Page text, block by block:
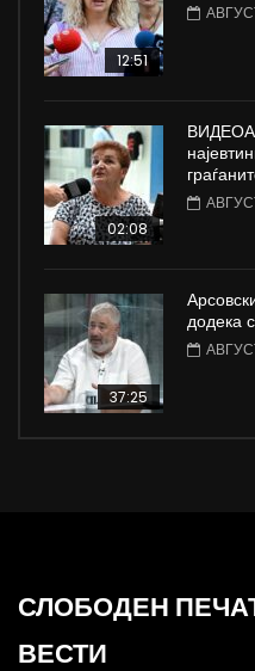
12:51
02:08
37:25
додека
СЛОБОДЕН
ВЕСТИ